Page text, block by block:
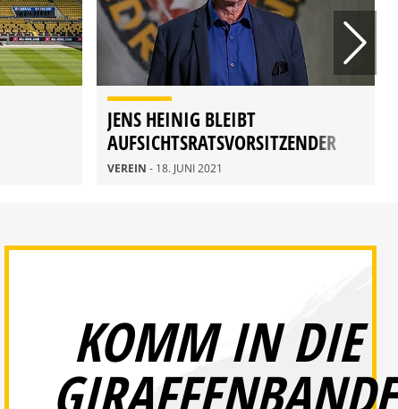
JENS HEINIG BLEIBT
AUFSICHTSRATSVORSITZENDER
DER SGD
VEREIN - 18. JUNI 2021
KOMM IN DIE